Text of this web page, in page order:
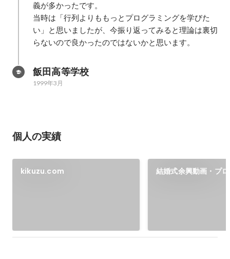
義が多かったです。
当時は「行列よりももっとプログラミングを学びた
い」と思いましたが、今振り返ってみると理論は裏切
らないので良かったのではないかと思います。
飯田高等学校
1999年3月
個人の実績
kikuzu.com
結婚式余興動画・プ